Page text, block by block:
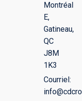
Montréal
E,
Gatineau,
QC
J8M
1K3
Courriel: